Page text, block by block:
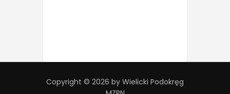
Copyright © 2026 by Wielicki Podokręg